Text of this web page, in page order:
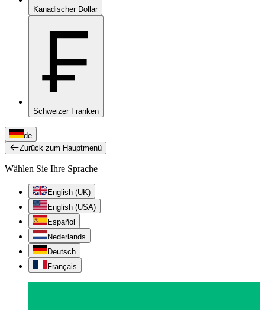
Kanadischer Dollar
₣
Schweizer Franken
de
Zurück zum Hauptmenü
Wählen Sie Ihre Sprache
English (UK)
English (USA)
Español
Nederlands
Deutsch
Français